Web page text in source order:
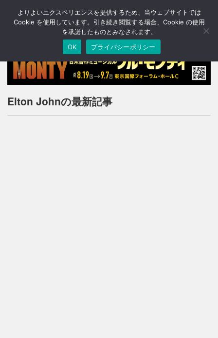
T
o
n
a
v
a
Elton Johnの最新記事
よりよいエクスペリエンスを提供するため、当ウェブサイトでは
Cookie を使用しています。引き続き閲覧する場合、Cookie の使用
を承諾したものとみなされます。
OK
プライバシーポリシー